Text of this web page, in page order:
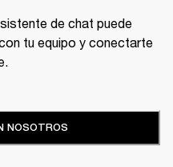
de chat puede
tu equipo y conectarte
NOSOTROS